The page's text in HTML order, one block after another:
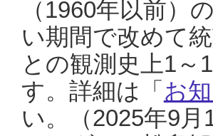
（1960年以前）
い期間で改めて
との観測史上1～
す。詳細は「 お
い。（2025年9月